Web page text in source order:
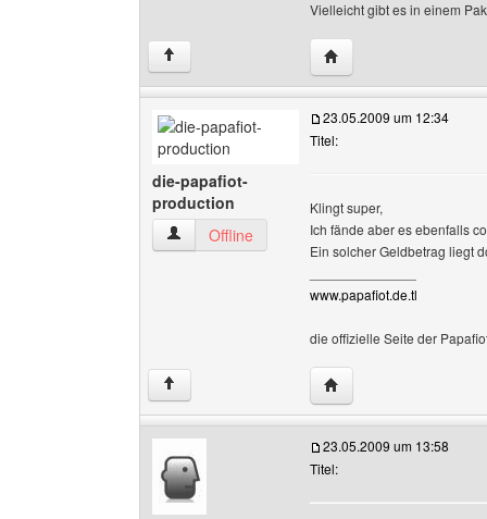
Vielleicht gibt es in einem
↑ Website dieses
die-papafiot-
production
die-papafiot-production Benutzer-Profile
Offline
23.05.2009 um 12:34
Titel:
Klingt super,
Ich fände aber es ebenfalls
Ein solcher Geldbetrag liegt
www.papafiot.de.tl
die offizielle Seite der
↑ Website dieses
23.05.2009 um 13:58
Titel: